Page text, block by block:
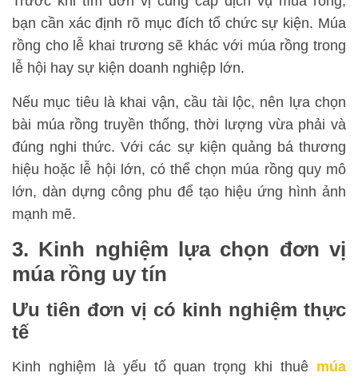
bạn cần xác định rõ mục đích tổ chức sự kiện. Múa
rồng cho lễ khai trương sẽ khác với múa rồng trong
lễ hội hay sự kiện doanh nghiệp lớn.
Nếu mục tiêu là khai vận, cầu tài lộc, nên lựa chọn
bài múa rồng truyền thống, thời lượng vừa phải và
đúng nghi thức. Với các sự kiện quảng bá thương
hiệu hoặc lễ hội lớn, có thể chọn múa rồng quy mô
lớn, dàn dựng công phu để tạo hiệu ứng hình ảnh
mạnh mẽ.
3. Kinh nghiệm lựa chọn đơn vị
múa rồng uy tín
Ưu tiên đơn vị có kinh nghiệm thực
tế
Kinh nghiệm là yếu tố quan trọng khi thuê múa